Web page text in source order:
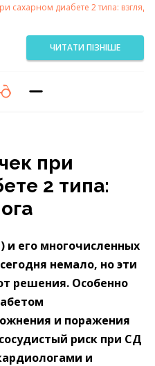
сахарном диабете 2 типа: взгляд
ЧИТАТИ ПІЗНІШЕ
при
2 типа:
и его многочисленных
немало, но эти
решения. Особенно
и поражения
риск при СД
и